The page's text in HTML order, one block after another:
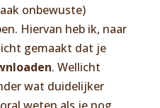
onbewuste)
Hiervan heb ik, naar
gemaakt dat je
. Wellicht
wat duidelijker